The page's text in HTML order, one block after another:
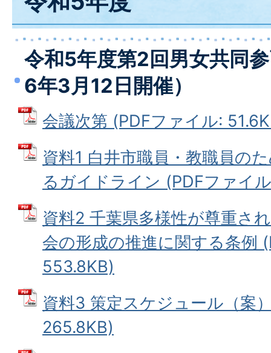
令和5年度第2回男女共同
6年3月12日開催）
会議次第 (PDFファイル:
資料1 白井市職員・教職員の
るガイドライン (PDFファイ
資料2 千葉県多様性が尊重さ
会の形成の推進に関する条例
553.8KB)
資料3 策定スケジュール（案
265.8KB)